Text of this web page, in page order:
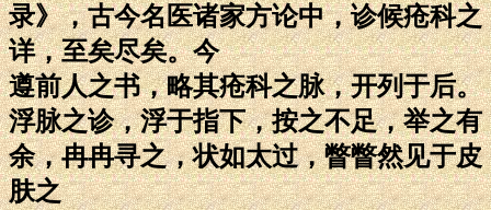
录》，古今名医诸家方论中，诊候疮科之
详，至矣尽矣。今
遵前人之书，略其疮科之脉，开列于后。
浮脉之诊，浮于指下，按之不足，举之有
余，冉冉寻之，状如太过，瞥瞥然见于皮
肤之